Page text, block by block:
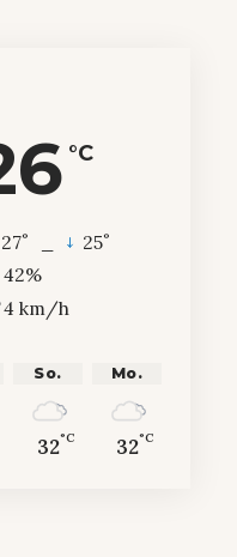
°C
27° 25°
42%
4 km/h
So.
32°C
Mo.
32°C